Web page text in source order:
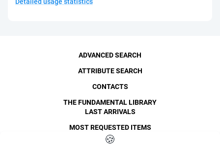
SPbPU, 1996-2026
ADVANCED SEARCH
ATTRIBUTE SEARCH
CONTACTS
THE FUNDAMENTAL LIBRARY
LAST ARRIVALS
MOST REQUESTED ITEMS
🍪